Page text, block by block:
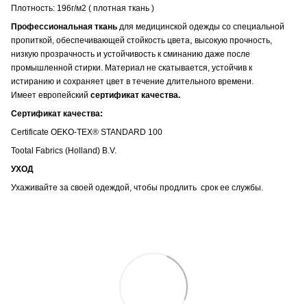
Плотность: 196г/м2 ( плотная ткань )
Профессиональная ткань для медицинской одежды со специальной
пропиткой, обеспечивающей стойкость цвета высокую прочность,
низкую прозрачность и устойчивость к сминанию даже после
промышленной стирки. Материал не скатывается, устойчив к
истиранию и сохраняет цвет в течение длительного времени.
Имеет европейский сертификат качества.
Сертификат качества:
Certificate OEKO-TEX® STANDARD 100
Tootal Fabrics (Holland) B.V.
УХОД
Ухаживайте за своей одеждой, чтобы продлить срок ее службы.